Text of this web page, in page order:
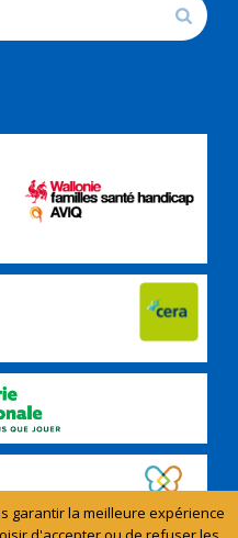
garantir la meilleure expérience